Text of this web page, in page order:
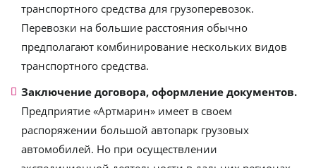
транспортного средства для грузоперевозок.
Перевозки на большие расстояния обычно
предполагают комбинирование нескольких видов
транспортного средства.
Заключение договора, оформление документов.
Предприятие «Артмарин» имеет в своем
распоряжении большой автопарк грузовых
автомобилей. Но при осуществлении